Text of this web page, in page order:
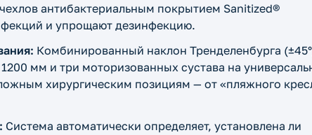
антибактериальным покрытием Sanitized®
и упрощают дезинфекцию.
Комбинированный наклон Тренделенбурга
мм и три моторизованных сустава на
хирургическим позициям — от «пляжного
Система автоматически определяет, установлена ли